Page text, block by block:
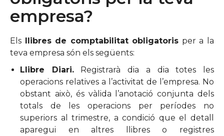
empresa?
Els llibres de comptabilitat obligatoris per a la
teva empresa són els següents:
Llibre Diari.Registrarà dia a dia totes les
operacions relatives a l’activitat de l’empresa. No
obstant això, és vàlida l’anotació conjunta dels
totals de les operacions per períodes no
superiors al trimestre, a condició que el detall
aparegui en altres llibres o registres